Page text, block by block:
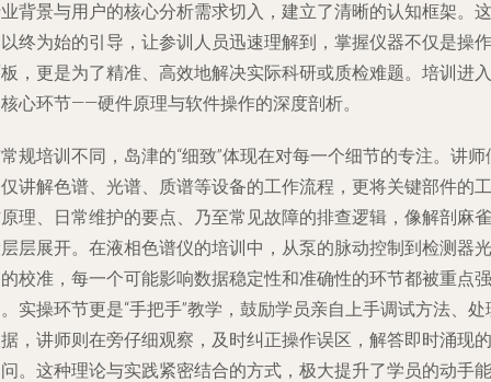
背景与用户的核心分析需求切入，建立了清晰的认知框架。这
终为始的引导，让参训人员迅速理解到，掌握仪器不仅是操作
，更是为了精准、高效地解决实际科研或质检难题。培训进入
心环节——硬件原理与软件操作的深度剖析。
规培训不同，岛津的“细致”体现在对每一个细节的专注。讲师
讲解色谱、光谱、质谱等设备的工作流程，更将关键部件的工
理、日常维护的要点、乃至常见故障的排查逻辑，像解剖麻雀
层展开。在液相色谱仪的培训中，从泵的脉动控制到检测器光
校准，每一个可能影响数据稳定性和准确性的环节都被重点强
实操环节更是“手把手”教学，鼓励学员亲自上手调试方法、处
，讲师则在旁仔细观察，及时纠正操作误区，解答即时涌现的
。这种理论与实践紧密结合的方式，极大提升了学员的动手能